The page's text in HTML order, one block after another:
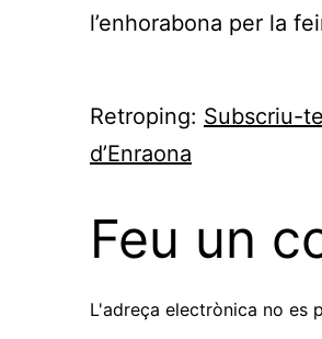
l’enhorabona per la
Retroping: Subscriu-
d’Enraona
Feu un
L'adreça electrònica no es